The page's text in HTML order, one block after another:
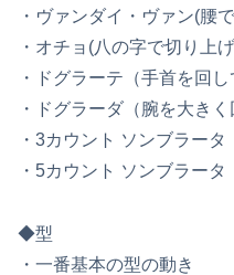
・ヴァンダイ・ヴァン(腰
・オチョ(八の字で切り上
・ドグラーテ（手首を回し
・ドグラーダ（腕を大きく
・3カウント ソンブラータ
・5カウント ソンブラータ
◆型
・一番基本の型の動き